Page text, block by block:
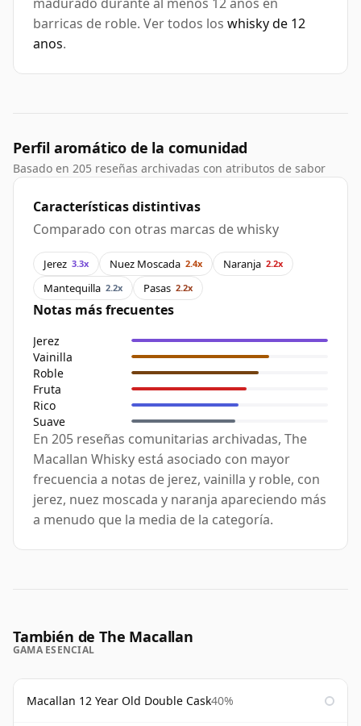
barricas de roble. Ver todos los whisky de 12
anos.
Perfil aromático de la comunidad
Basado en 205 reseñas archivadas con atributos de sabor
Características distintivas
Comparado con otras marcas de whisky
Jerez 3.3x Nuez Moscada 2.4x Naranja 2.2x
Mantequilla 2.2x Pasas 2.2x
Notas más frecuentes
Jerez
Vainilla
Roble
Fruta
Rico
Suave
En 205 reseñas comunitarias archivadas, The
Macallan Whisky está asociado con mayor
frecuencia a notas de jerez, vainilla y roble, con
jerez, nuez moscada y naranja apareciendo más
a menudo que la media de la categoría.
También de The Macallan
GAMA ESENCIAL
Macallan 12 Year Old Double Cask40%